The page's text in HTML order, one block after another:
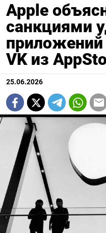
Apple
санкциями
приложений
VK из
25.06.2026